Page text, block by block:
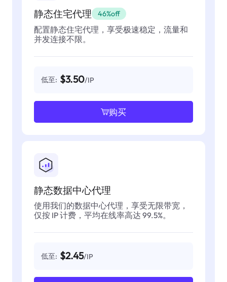
静态住宅代理 46%off
配置静态住宅代理，享受极速稳定，流量和
并发连接不限。
低至: $3.50/IP
购买
静态数据中心代理
使用我们的数据中心代理，享受无限带宽，
仅按 IP 计费，平均在线率高达 99.5%。
低至: $2.45/IP